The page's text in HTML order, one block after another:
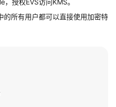
授权EVS访问KMS。
所有用户都可以直接使用加密特